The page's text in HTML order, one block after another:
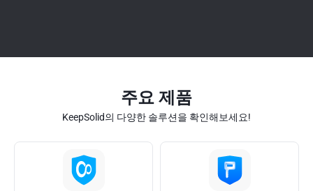
주요 제품
KeepSolid의 다양한 솔루션을 확인해보세요!